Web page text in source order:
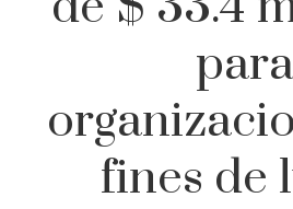
para
fines de